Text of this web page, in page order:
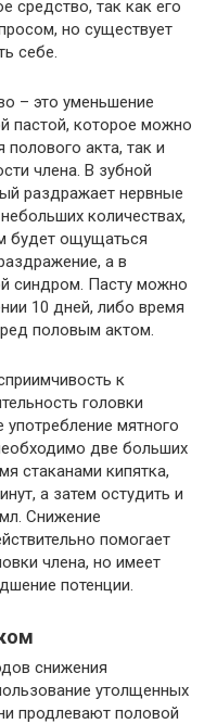
средство, так как его
но существует
себе.
– это уменьшение
пастой, которое можно
акта, так и
члена. В зубной
раздражает нервные
количествах,
будет ощущаться
а в
синдром. Пасту можно
10 дней, либо время
половым актом.
к
головки
употребление мятного
две больших
стаканами кипятка,
а затем остудить и
Снижение
помогает
члена, но имеет
потенции.
снижения
утолщенных
продлевают половой